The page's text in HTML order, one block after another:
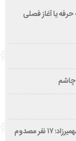
یا آغاز فصلی
چاشم
وقوع دو سانحه رانندگی در محورهای دامغان و شهمیرزاد؛ ۱۷ نفر مصدوم